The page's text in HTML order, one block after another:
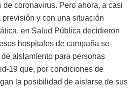
de coronavirus. Pero ahora, a casi
y con una situación
en Salud Pública decidieron
hospitales de campaña se
aislamiento para personas
19 que, por condiciones de
la posibilidad de aislarse de sus